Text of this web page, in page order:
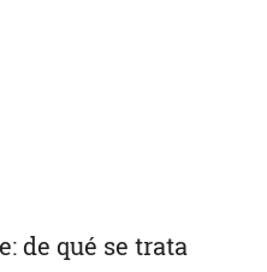
de qué se trata